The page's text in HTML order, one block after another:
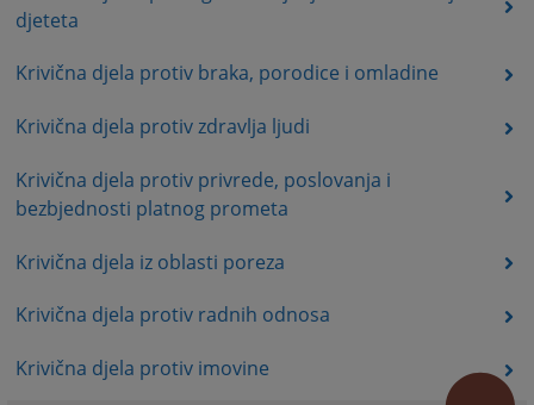
djeteta
Krivična djela protiv braka, porodice i omladine
Krivična djela protiv zdravlja ljudi
Krivična djela protiv privrede, poslovanja i
bezbjednosti platnog prometa
Krivična djela iz oblasti poreza
Krivična djela protiv radnih odnosa
Krivična djela protiv imovine